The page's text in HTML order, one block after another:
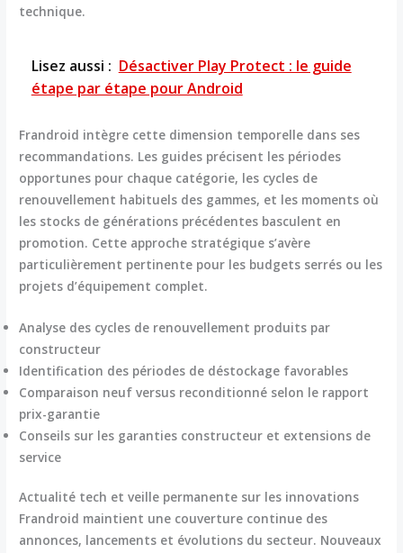
technique.
Lisez aussi : Désactiver Play Protect : le guide
étape par étape pour Android
Frandroid intègre cette dimension temporelle dans ses
recommandations. Les guides précisent les périodes
opportunes pour chaque catégorie, les cycles de
renouvellement habituels des gammes, et les moments où
les stocks de générations précédentes basculent en
promotion. Cette approche stratégique s’avère
particulièrement pertinente pour les budgets serrés ou les
projets d’équipement complet.
Analyse des cycles de renouvellement produits par
constructeur
Identification des périodes de déstockage favorables
Comparaison neuf versus reconditionné selon le rapport
prix-garantie
Conseils sur les garanties constructeur et extensions de
service
Actualité tech et veille permanente sur les innovations
Frandroid maintient une couverture continue des
annonces, lancements et évolutions du secteur. Nouveaux